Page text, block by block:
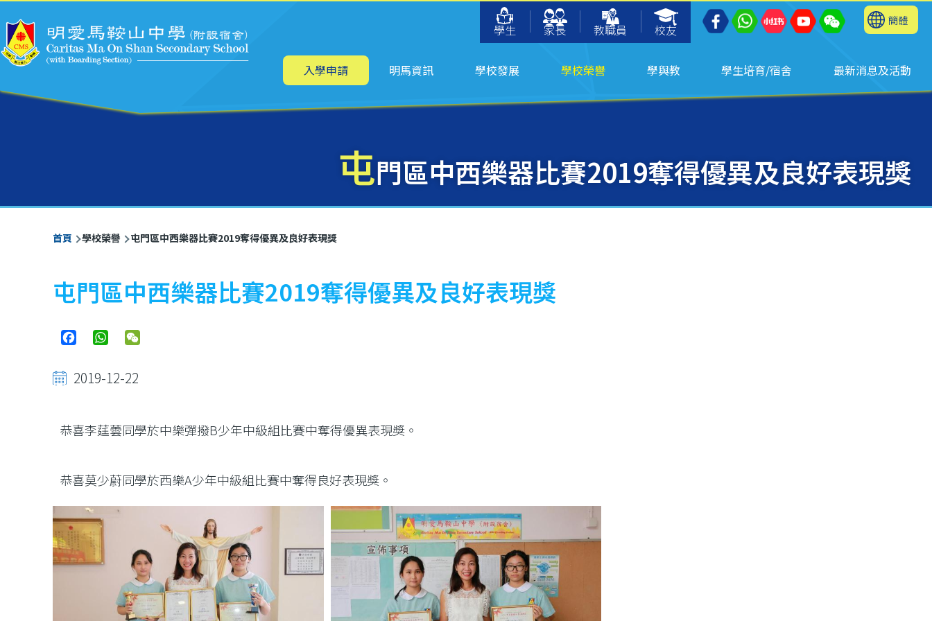
學生
家長 教職員 校友
簡體
主
航 入學申請 明馬資訊 學校發展 學校榮譽 學與教 學生培育/宿舍 最新消息及活動
屯門區中西樂器比賽2019奪得優異及良好表現獎
導
航
連
結
首頁 學校榮譽 屯門區中西樂器比賽2019奪得優異及良好表現獎
屯門區中西樂器比賽2019奪得優異及良好表現獎
FacebookWhatsApp
2019-12-22
恭喜李莛蕓同學於中樂彈撥B少年中級組比賽中奪得優異表現獎。
恭喜莫少蔚同學於西樂A少年中級組比賽中奪得良好表現獎。